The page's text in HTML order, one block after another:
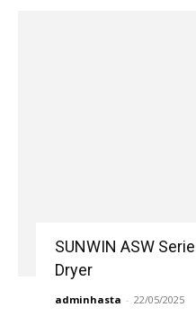
SUNWIN ASW
Dryer
adminhasta - 22/05/2025